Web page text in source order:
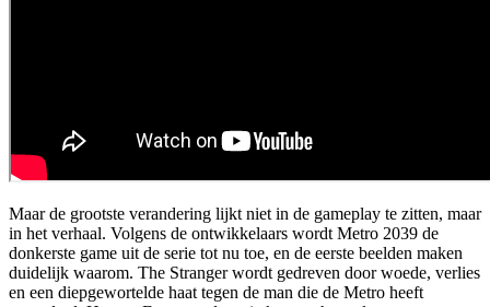
Maar de grootste verandering lijkt niet in de gameplay te zitten, maar
in het verhaal. Volgens de ontwikkelaars wordt Metro 2039 de
donkerste game uit de serie tot nu toe, en de eerste beelden maken
duidelijk waarom. The Stranger wordt gedreven door woede, verlies
en een diepgewortelde haat tegen de man die de Metro heeft